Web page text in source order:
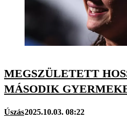
MEGSZÜLETETT
MÁSODIK
Úszás2025.10.03. 08:22